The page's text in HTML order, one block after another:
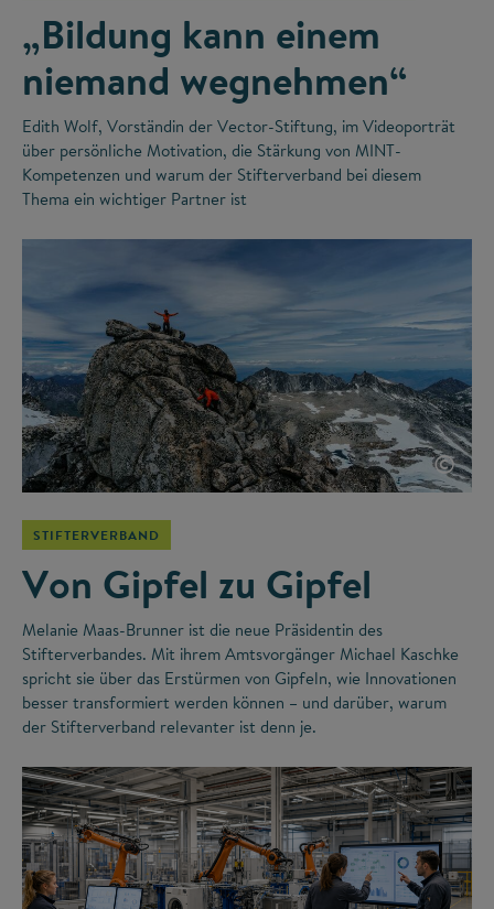
„Bildung kann einem
niemand wegnehmen“
Edith Wolf, Vorständin der Vector-Stiftung, im Videoporträt
über persönliche Motivation, die Stärkung von MINT-
Kompetenzen und warum der Stifterverband bei diesem
Thema ein wichtiger Partner ist
©
STIFTERVERBAND
Von Gipfel zu Gipfel
Melanie Maas-Brunner ist die neue Präsidentin des
Stifterverbandes. Mit ihrem Amtsvorgänger Michael Kaschke
spricht sie über das Erstürmen von Gipfeln, wie Innovationen
besser transformiert werden können – und darüber, warum
der Stifterverband relevanter ist denn je.